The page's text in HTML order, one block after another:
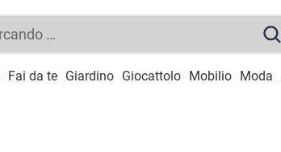
Fai da te Giardino Giocattolo Mobilio Moda